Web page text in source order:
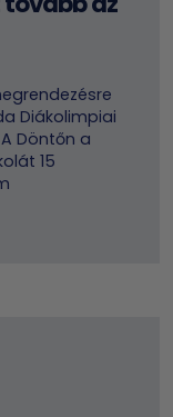
Diákolimpiai
Döntőn a
15